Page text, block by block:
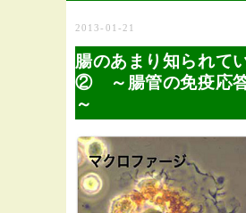
2013-01-21
腸のあまり知られて
② ～腸管の免疫応
～